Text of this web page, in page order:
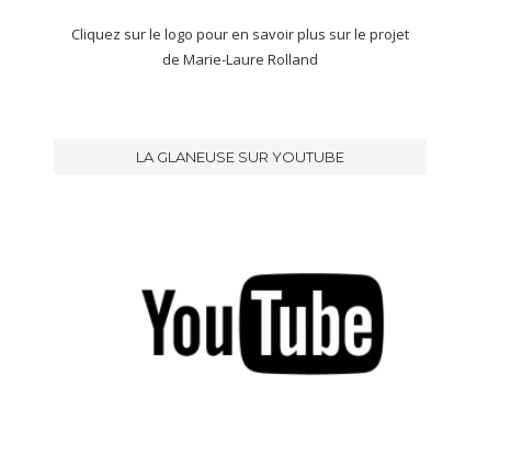
Cliquez sur le logo pour en savoir plus sur le projet
de Marie-Laure Rolland
LA GLANEUSE SUR YOUTUBE